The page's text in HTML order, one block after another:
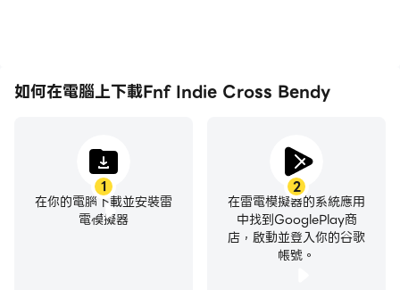
如何在電腦上下載Fnf Indie Cross Bendy
1
在你的電腦下載並安裝雷
電模擬器
2
在雷電模擬器的系統應用
中找到GooglePlay商
店，啟動並登入你的谷歌
帳號。